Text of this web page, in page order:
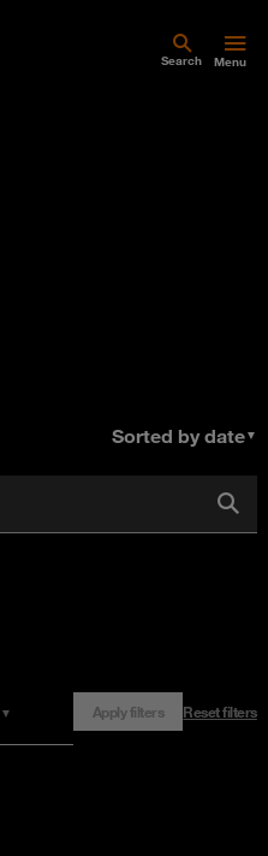
Search Menu
Sorted by date▼
▼ Apply filters Reset filters